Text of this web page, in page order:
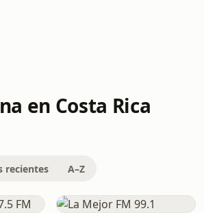
en Costa Rica
recientes A–Z